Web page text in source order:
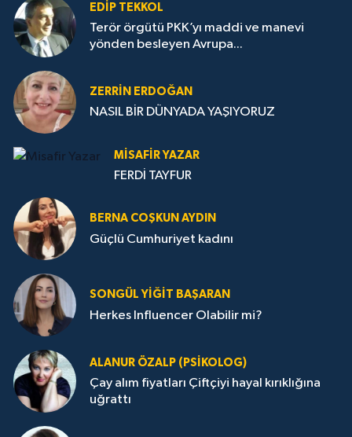
EDIP TEKKOL
Terör örgütü PKK’yı maddi ve manevi
yönden besleyen Avrupa...
ZERRIN ERDOĞAN
NASIL BİR DÜNYADA YAŞIYORUZ
MISAFIR YAZAR
FERDİ TAYFUR
BERNA COŞKUN AYDIN
Güçlü Cumhuriyet kadını
SONGÜL YIĞIT BAŞARAN
Herkes Influencer Olabilir mi?
ALANUR ÖZALP (PSIKOLOG)
Çay alım fiyatları Çiftçiyi hayal kırıklığına
uğrattı